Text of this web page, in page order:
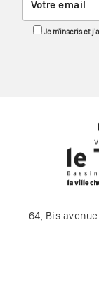
Je m'inscris et
64, Bis